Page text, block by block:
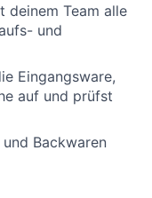
deinem Team alle
und
Eingangsware,
auf und prüfst
Backwaren